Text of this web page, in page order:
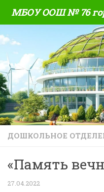
Skip to content
ДОШКОЛЬНОЕ
«Память
27.04.2022